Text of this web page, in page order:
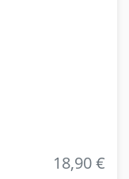
18,90 €